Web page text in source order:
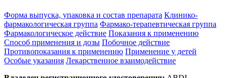
Форма выпуска, упаковка и состав препарата Клинико-
фармакологическая группа Фармако-терапевтическая группа
Фармакологическое действие Показания к применению
Способ применения и дозы Побочное действие
Противопоказания к применению Применение у детей
Особые указания Лекарственное взаимодействие